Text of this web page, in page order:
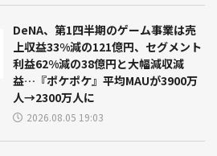
DeNA、第1四半期のゲーム事業は売
上収益33%減の121億円、セグメント
利益62%減の38億円と大幅減収減
益…『ポケポケ』平均MAUが3900万
人→2300万人に
2026.08.05 19:03